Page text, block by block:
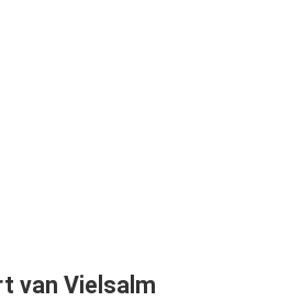
van Vielsalm